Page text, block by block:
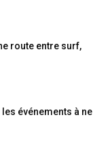
route entre surf,
événements à ne